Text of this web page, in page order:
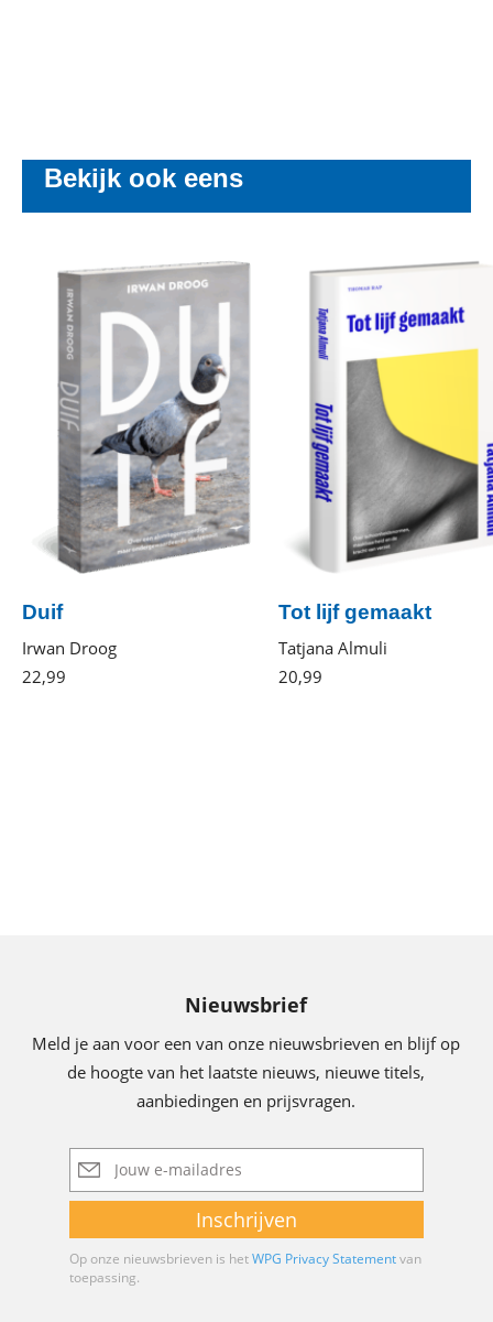
Bekijk ook eens
Duif
Irwan Droog
22,99
Tot lijf gemaakt
Tatjana Almuli
20,99
Nieuwsbrief
Meld je aan voor een van onze nieuwsbrieven en blijf op
de hoogte van het laatste nieuws, nieuwe titels,
aanbiedingen en prijsvragen.
E-
mailadres
Inschrijven
Op onze nieuwsbrieven is hetWPG Privacy Statementvan
toepassing.